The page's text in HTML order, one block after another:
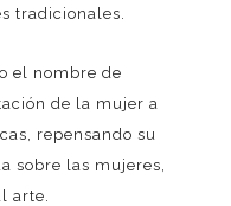
tradicionales.
el nombre de
de la mujer a
repensando su
sobre las mujeres,
arte.